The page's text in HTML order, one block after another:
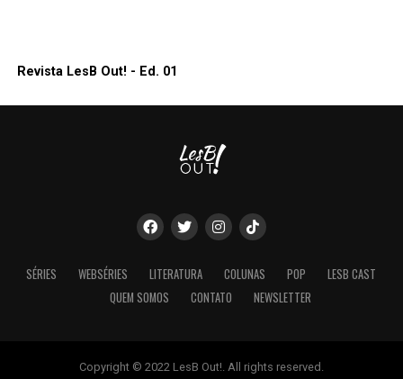
Revista LesB Out! - Ed. 01
SÉRIES WEBSÉRIES LITERATURA COLUNAS POP
LESB CAST
QUEM SOMOS
CONTATO NEWSLETTER
Copyright © 2022 LesB Out!. All rights reserved.